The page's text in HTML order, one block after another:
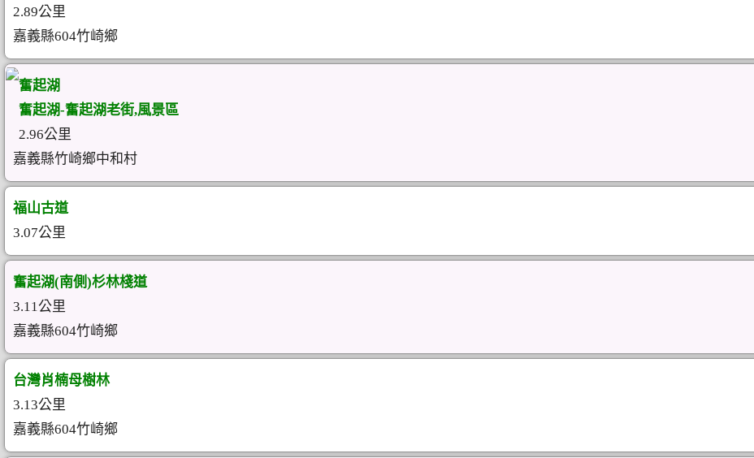
2.89公里
嘉義縣604竹崎鄉
奮起湖
奮起湖-奮起湖老街,風景區
2.96公里
嘉義縣竹崎鄉中和村
福山古道
3.07公里
奮起湖(南側)杉林棧道
3.11公里
嘉義縣604竹崎鄉
台灣肖楠母樹林
3.13公里
嘉義縣604竹崎鄉